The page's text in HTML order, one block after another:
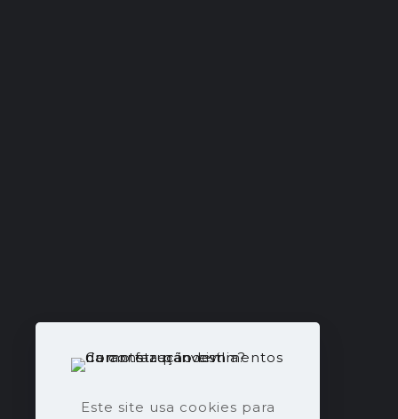
Este site usa cookies para